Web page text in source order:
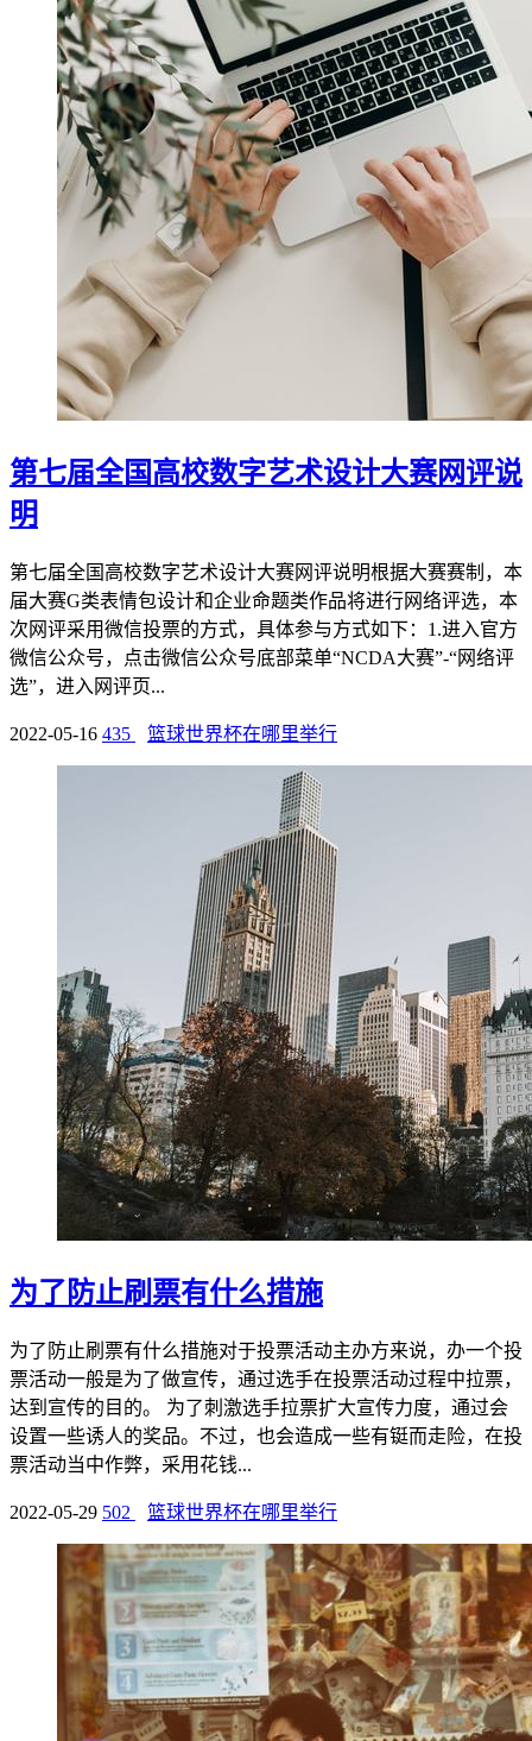
第七届全国高校数字艺术设计大赛网评说
明
第七届全国高校数字艺术设计大赛网评说明根据大赛赛制，本
届大赛G类表情包设计和企业命题类作品将进行网络评选，本
次网评采用微信投票的方式，具体参与方式如下：1.进入官方
微信公众号，点击微信公众号底部菜单“NCDA大赛”-“网络评
选”，进入网评页...
2022-05-16 435 篮球世界杯在哪里举行
为了防止刷票有什么措施
为了防止刷票有什么措施对于投票活动主办方来说，办一个投
票活动一般是为了做宣传，通过选手在投票活动过程中拉票，
达到宣传的目的。 为了刺激选手拉票扩大宣传力度，通过会
设置一些诱人的奖品。不过，也会造成一些有铤而走险，在投
票活动当中作弊，采用花钱...
2022-05-29 502 篮球世界杯在哪里举行